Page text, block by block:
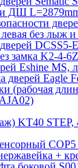
ДШ
без лыж
DCSS5-
замка K2-4-
Eshine MS,
Eagle
(рабочая
KT40 STEP,
+